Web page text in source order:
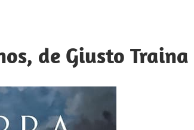
de Giusto Traina